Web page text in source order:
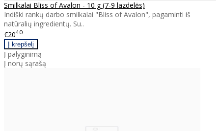
Smilkalai Bliss of Avalon - 10 g (7-9 lazdelės)
Indiški rankų darbo smilkalai "Bliss of Avalon", pagaminti iš
natūralių ingredientų. Su..
€2040
Į palyginimą
Į norų sąrašą